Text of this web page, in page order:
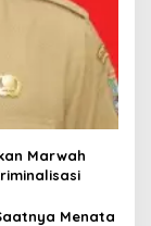
Marwah
Menata